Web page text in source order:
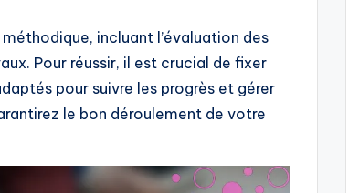
incluant l’évaluation des
Pour réussir, il est crucial de fixer
pour suivre les progrès et gérer
le bon déroulement de votre